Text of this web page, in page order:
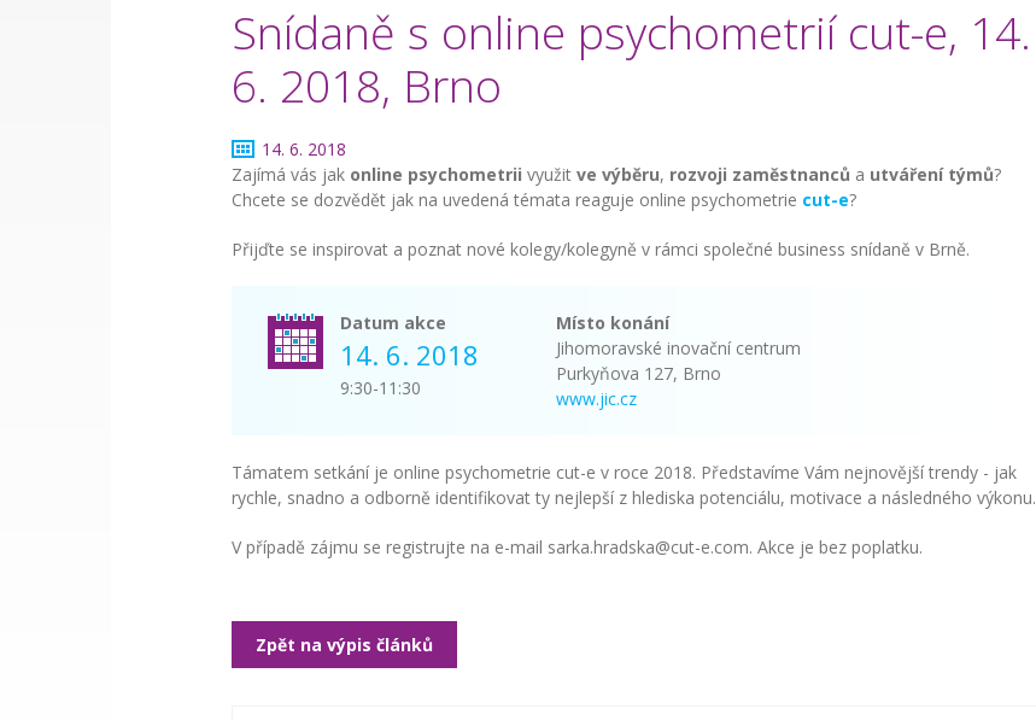
Snídaně s online psychometrií cut-e, 14.
6. 2018, Brno
14. 6. 2018
Zajímá vás jak online psychometrii využit ve výběru, rozvoji zaměstnanců a utváření týmů?
Chcete se dozvědět jak na uvedená témata reaguje online psychometrie cut-e?
Přijďte se inspirovat a poznat nové kolegy/kolegyně v rámci společné business snídaně v Brně.
Datum akce
14. 6. 2018
9:30-11:30
Místo konání
Jihomoravské inovační centrum
Purkyňova 127, Brno
www.jic.cz
Támatem setkání je online psychometrie cut-e v roce 2018. Představíme Vám nejnovější trendy - jak
rychle, snadno a odborně identifikovat ty nejlepší z hlediska potenciálu, motivace a následného výkonu.
V případě zájmu se registrujte na e-mail sarka.hradska@cut-e.com. Akce je bez poplatku.
Zpět na výpis článků